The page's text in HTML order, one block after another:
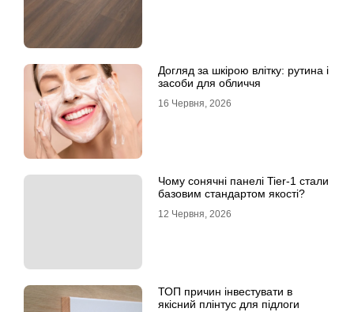
Догляд за шкірою влітку: рутина і
засоби для обличчя
16 Червня, 2026
Чому сонячні панелі Tier-1 стали
базовим стандартом якості?
12 Червня, 2026
ТОП причин інвестувати в
якісний плінтус для підлоги